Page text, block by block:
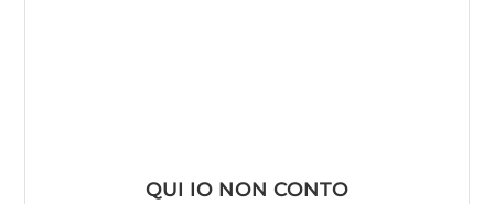
QUI IO NON CONTO